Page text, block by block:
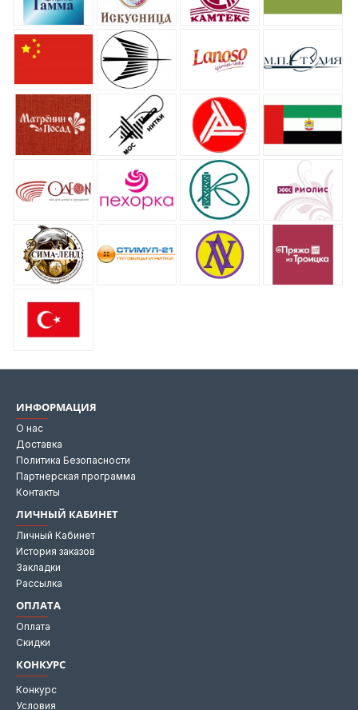
ИНФОРМАЦИЯ
О нас
Доставка
Политика Безопасности
Партнерская программа
Контакты
ЛИЧНЫЙ КАБИНЕТ
Личный Кабинет
История заказов
Закладки
Рассылка
ОПЛАТА
Оплата
Скидки
КОНКУРС
Конкурс
Условия